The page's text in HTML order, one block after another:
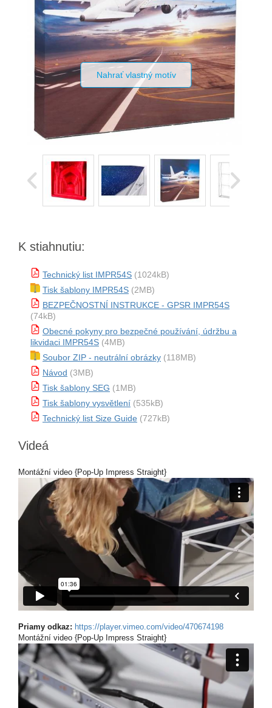
Nahrať vlastný motív
K stiahnutiu:
Technický list IMPR54S (1024kB)
Tisk šablony IMPR54S (2MB)
BEZPEČNOSTNÍ INSTRUKCE - GPSR IMPR54S
(74kB)
Obecné pokyny pro bezpečné používání, údržbu a
likvidaci IMPR54S (4MB)
Soubor ZIP - neutrální obrázky (118MB)
Návod (3MB)
Tisk šablony SEG (1MB)
Tisk šablony vysvětlení (535kB)
Technický list Size Guide (727kB)
Videá
Montážní video {Pop-Up Impress Straight}
Priamy odkaz: https://player.vimeo.com/video/470674198
Montážní video {Pop-Up Impress Straight}